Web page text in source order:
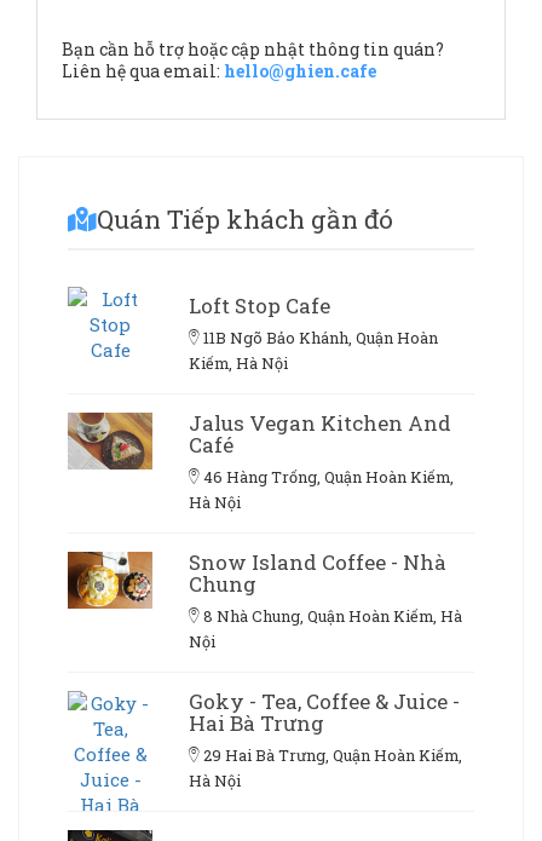
Bạn cần hỗ trợ hoặc cập nhật thông tin quán?
Liên hệ qua email: hello@ghien.cafe
Quán Tiếp khách gần đó
Loft Stop Cafe
11B Ngõ Bảo Khánh, Quận Hoàn
Kiếm, Hà Nội
Jalus Vegan Kitchen And
Café
46 Hàng Trống, Quận Hoàn Kiếm,
Hà Nội
Snow Island Coffee - Nhà
Chung
8 Nhà Chung, Quận Hoàn Kiếm, Hà
Nội
Goky - Tea, Coffee & Juice -
Hai Bà Trưng
29 Hai Bà Trưng, Quận Hoàn Kiếm,
Hà Nội